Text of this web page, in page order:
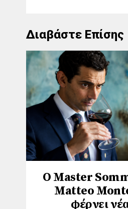
Διαβάστε Επίσης
Ο Master
Matteo
φέρνει